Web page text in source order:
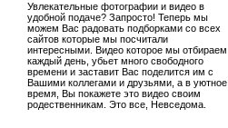
Увлекательные фотографии и видео в
удобной подаче? Запросто! Теперь мы
можем Вас радовать подборками со всех
сайтов которые мы посчитали
интересными. Видео которое мы отбираем
каждый день, убьет много свободного
времени и заставит Вас поделится им с
Вашими коллегами и друзьями, а в уютное
время, Вы покажете это видео своим
родественникам. Это все, Невседома.